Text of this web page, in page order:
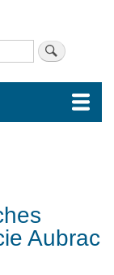
Aubrac